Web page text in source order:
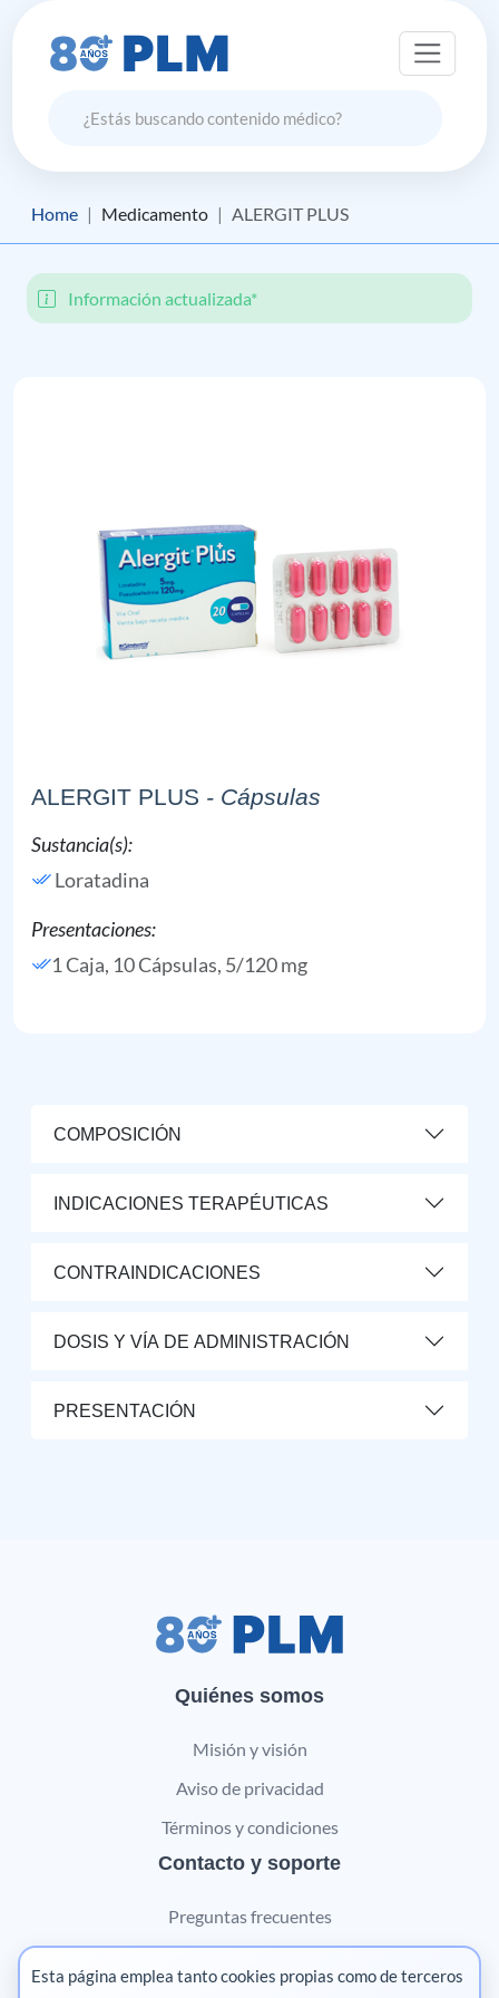
Home Medicamento ALERGIT PLUS
Información actualizada*
ALERGIT PLUS - Cápsulas
Sustancia(s):
Loratadina
Presentaciones:
1 Caja, 10 Cápsulas, 5/120 mg
COMPOSICIÓN
INDICACIONES TERAPÉUTICAS
CONTRAINDICACIONES
DOSIS Y VÍA DE ADMINISTRACIÓN
PRESENTACIÓN
Quiénes somos
Misión y visión
Aviso de privacidad
Términos y condiciones
Contacto y soporte
Preguntas frecuentes
Contáctanos
Marketing digital
Esta página emplea tanto cookies propias como de terceros